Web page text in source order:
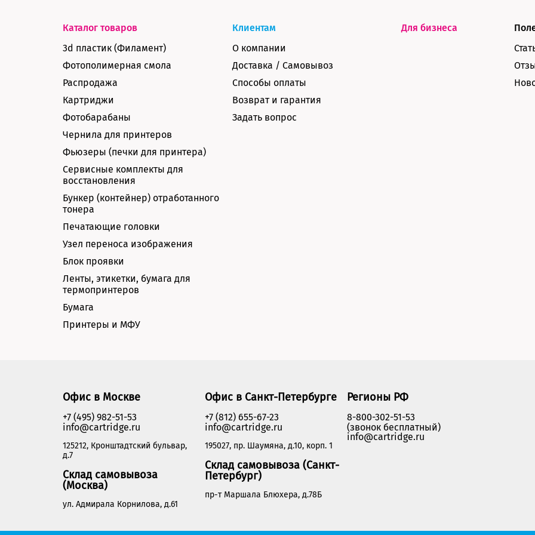
Каталог товаров
3d пластик (Филамент)
Фотополимерная смола
Распродажа
Картриджи
Фотобарабаны
Чернила для принтеров
Фьюзеры (печки для принтера)
Сервисные комплекты для
восстановления
Бункер (контейнер) отработанного
тонера
Печатающие головки
Узел переноса изображения
Блок проявки
Ленты, этикетки, бумага для
термопринтеров
Бумага
Принтеры и МФУ
Клиентам
О компании
Доставка / Самовывоз
Способы оплаты
Возврат и гарантия
Задать вопрос
Для бизнеса
Офис в Москве
+7 (495) 982-51-53
info@cartridge.ru
125212, Кронштадтский бульвар,
д.7
Склад самовывоза
(Москва)
ул. Адмирала Корнилова, д.61
Офис в Санкт-Петербурге
+7 (812) 655-67-23
info@cartridge.ru
195027, пр. Шаумяна, д.10, корп. 1
Склад самовывоза (Санкт-
Петербург)
пр-т Маршала Блюхера, д.78Б
Регионы РФ
8-800-302-51-53
(звонок бесплатный)
info@cartridge.ru